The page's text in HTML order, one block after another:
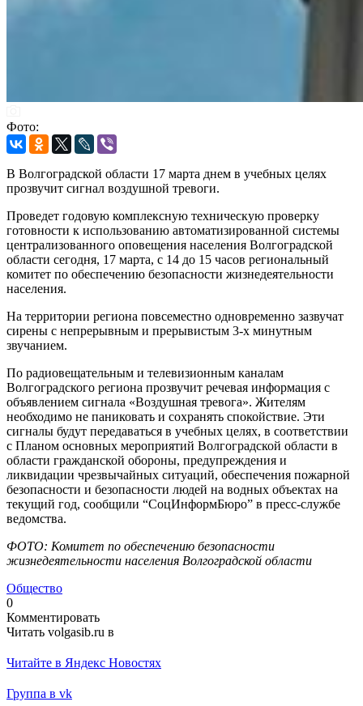
Фото:
В Волгоградской области 17 марта днем в учебных целях
прозвучит сигнал воздушной тревоги.
Проведет годовую комплексную техническую проверку
готовности к использованию автоматизированной системы
централизованного оповещения населения Волгоградской
области сегодня, 17 марта, с 14 до 15 часов региональный
комитет по обеспечению безопасности жизнедеятельности
населения.
На территории региона повсеместно одновременно зазвучат
сирены с непрерывным и прерывистым 3-х минутным
звучанием.
По радиовещательным и телевизионным каналам
Волгоградского региона прозвучит речевая информация с
объявлением сигнала «Воздушная тревога». Жителям
необходимо не паниковать и сохранять спокойствие. Эти
сигналы будут передаваться в учебных целях, в соответствии
с Планом основных мероприятий Волгоградской области в
области гражданской обороны, предупреждения и
ликвидации чрезвычайных ситуаций, обеспечения пожарной
безопасности и безопасности людей на водных объектах на
текущий год, сообщили “СоцИнформБюро” в пресс-службе
ведомства.
ФОТО: Комитет по обеспечению безопасности
жизнедеятельности населения Волгоградской области
Общество
0
Комментировать
Читать volgasib.ru в
Читайте в Яндекс Новостях
Группа в vk